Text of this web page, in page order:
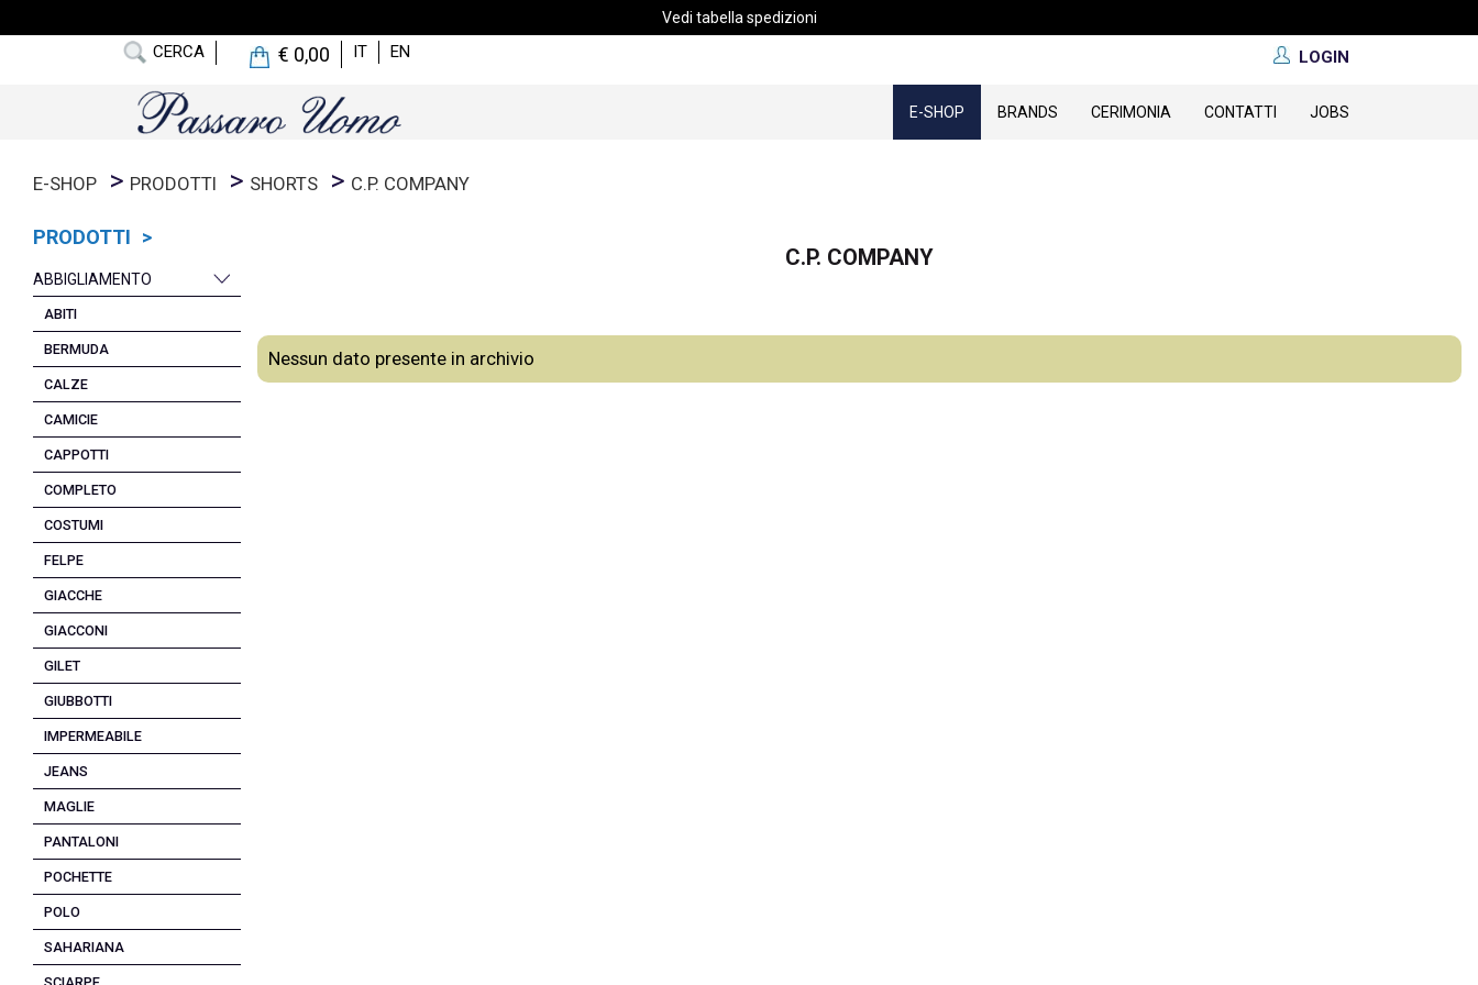
Vedi tabella spedizioni
CERCA € 0,00 IT EN LOGIN
E-SHOP BRANDS CERIMONIA CONTATTI JOBS
E-SHOP PRODOTTI SHORTS C.P. COMPANY
PRODOTTI >
ABBIGLIAMENTO
ABITI
BERMUDA
CALZE
CAMICIE
CAPPOTTI
COMPLETO
COSTUMI
FELPE
GIACCHE
GIACCONI
GILET
GIUBBOTTI
IMPERMEABILE
JEANS
MAGLIE
PANTALONI
POCHETTE
POLO
SAHARIANA
C.P. COMPANY
Nessun dato presente in archivio